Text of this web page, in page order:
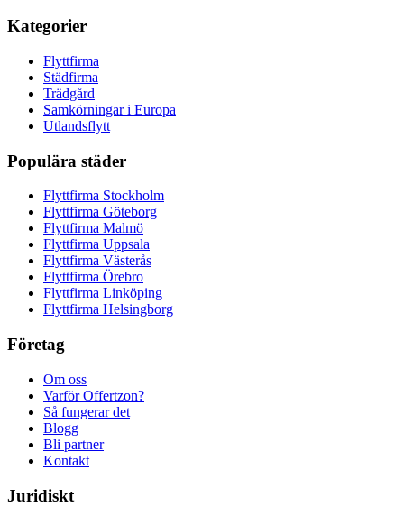
Kategorier
Flyttfirma
Städfirma
Trädgård
Samkörningar i Europa
Utlandsflytt
Populära städer
Flyttfirma Stockholm
Flyttfirma Göteborg
Flyttfirma Malmö
Flyttfirma Uppsala
Flyttfirma Västerås
Flyttfirma Örebro
Flyttfirma Linköping
Flyttfirma Helsingborg
Företag
Om oss
Varför Offertzon?
Så fungerar det
Blogg
Bli partner
Kontakt
Juridiskt